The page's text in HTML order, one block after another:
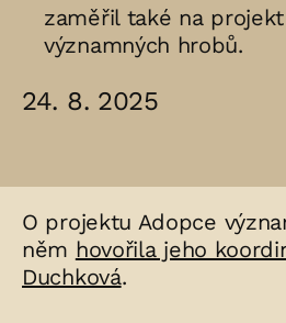
zaměřil také na
významných hrobů.
24. 8. 2025
O projektu Adopce
něm hovořila jeho
Duchková.